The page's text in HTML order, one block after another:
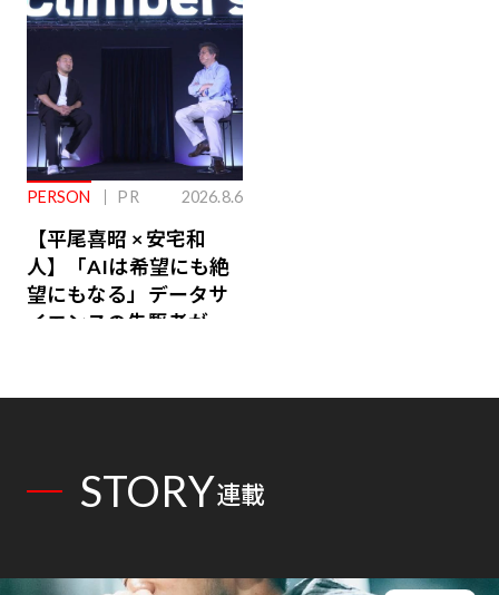
PERSON PR 2026.8.6
【平尾喜昭 × 安宅和
人】「AIは希望にも絶
望にもなる」データサ
イエンスの先駆者が語
STORY連載